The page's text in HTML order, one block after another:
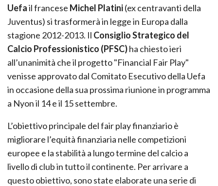
Uefail francese Michel Platini(ex centravanti della
Juventus) si trasformerà in legge in Europa dalla
stagione 2012-2013. Il Consiglio Strategico del
Calcio Professionistico (PFSC)ha chiesto ieri
all’unanimità che il progetto "Financial Fair Play"
venisse approvato dal Comitato Esecutivo della Uefa
in occasione della sua prossima riunione in programma
a Nyon il 14 e il 15 settembre.
L’obiettivo principale del fair play finanziario è
migliorare l’equità finanziaria nelle competizioni
europee e la stabilità a lungo termine del calcio a
livello di club in tutto il continente. Per arrivare a
questo obiettivo, sono state elaborate una serie di